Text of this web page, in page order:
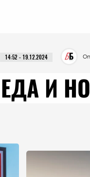
14:52 - 19.12.2024
И